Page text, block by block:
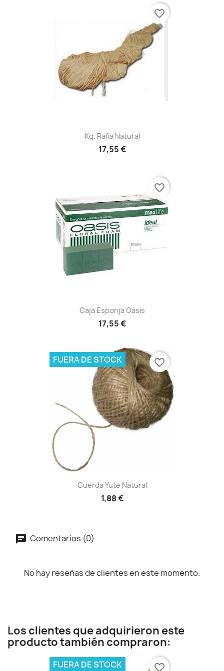
Kg. Rafia Natural
17,55 €
favorite_border
Caja Esponja Oasis
17,55 €
favorite_border
Cuerda Yute Natural
1,88 €
FUERA DE STOCK favorite_border
Comentarios (0)
No hay reseñas de clientes en este momento.
Los clientes que adquirieron este
producto también compraron:
FUERA DE STOCK favorite_border